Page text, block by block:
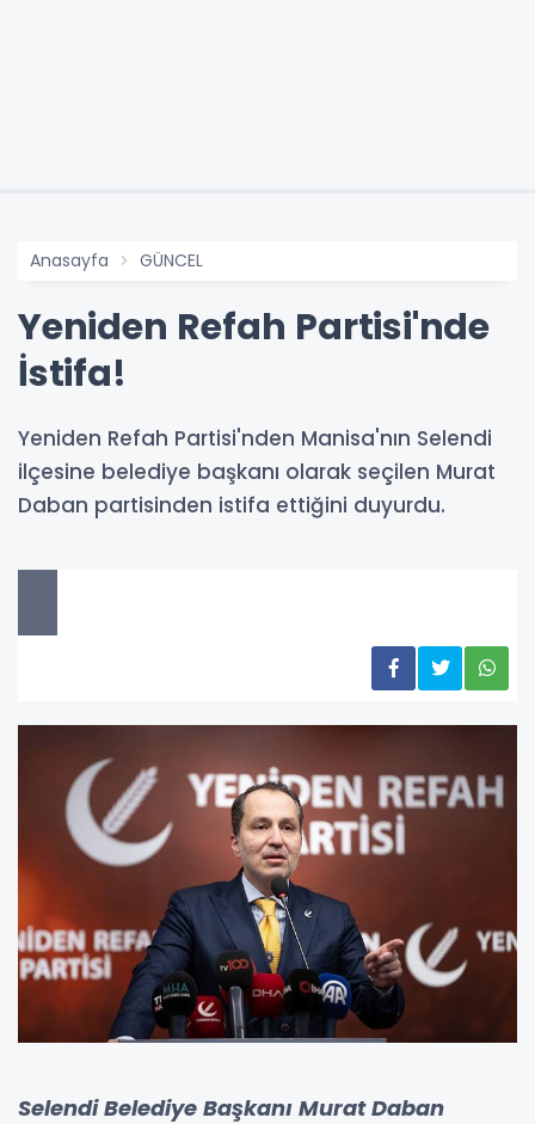
Anasayfa GÜNCEL
Yeniden Refah Partisi'nde
İstifa!
Yeniden Refah Partisi'nden Manisa'nın Selendi
ilçesine belediye başkanı olarak seçilen Murat
Daban partisinden istifa ettiğini duyurdu.
Selendi Belediye Başkanı Murat Daban